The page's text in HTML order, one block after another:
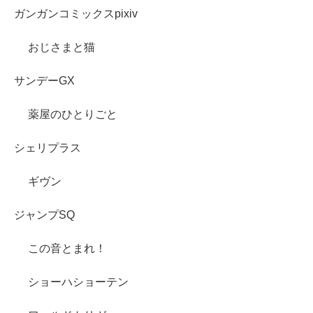
ガンガンコミックスpixiv
おじさまと猫
サンデーGX
薬屋のひとりごと
シェリプラス
ギヴン
ジャンプSQ
この音とまれ！
ショーハショーテン